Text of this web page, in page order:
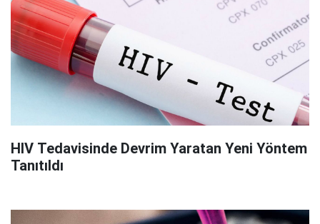
HIV Tedavisinde Devrim Yaratan Yeni Yöntem
Tanıtıldı